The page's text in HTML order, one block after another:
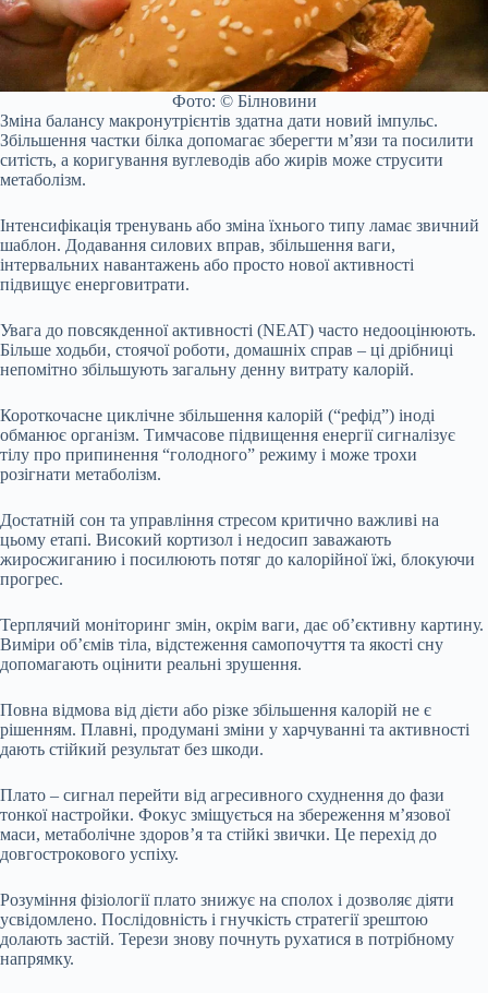
Фото: © Білновини
Зміна балансу макронутрієнтів здатна дати новий імпульс.
Збільшення частки білка допомагає зберегти м’язи та посилити
ситість, а коригування вуглеводів або жирів може струсити
метаболізм.
Інтенсифікація тренувань або зміна їхнього типу ламає звичний
шаблон. Додавання силових вправ, збільшення ваги,
інтервальних навантажень або просто нової активності
підвищує енерговитрати.
Увага до повсякденної активності (NEAT) часто недооцінюють.
Більше ходьби, стоячої роботи, домашніх справ – ці дрібниці
непомітно збільшують загальну денну витрату калорій.
Короткочасне циклічне збільшення калорій (“рефід”) іноді
обманює організм. Тимчасове підвищення енергії сигналізує
тілу про припинення “голодного” режиму і може трохи
розігнати метаболізм.
Достатній сон та управління стресом критично важливі на
цьому етапі. Високий кортизол і недосип заважають
жиросжиганию і посилюють потяг до калорійної їжі, блокуючи
прогрес.
Терплячий моніторинг змін, окрім ваги, дає об’єктивну картину.
Виміри об’ємів тіла, відстеження самопочуття та якості сну
допомагають оцінити реальні зрушення.
Повна відмова від дієти або різке збільшення калорій не є
рішенням. Плавні, продумані зміни у харчуванні та активності
дають стійкий результат без шкоди.
Плато – сигнал перейти від агресивного схуднення до фази
тонкої настройки. Фокус зміщується на збереження м’язової
маси, метаболічне здоров’я та стійкі звички. Це перехід до
довгострокового успіху.
Розуміння фізіології плато знижує на сполох і дозволяє діяти
усвідомлено. Послідовність і гнучкість стратегії зрештою
долають застій. Терези знову почнуть рухатися в потрібному
напрямку.